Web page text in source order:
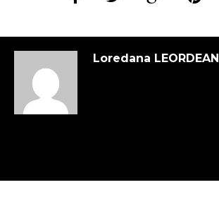
Loredana LEORDEAN